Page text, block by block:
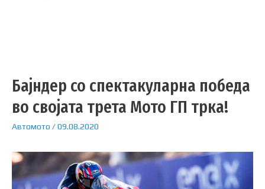
Бајндер со спектакуларна победа
во својата трета Мото ГП трка!
Автомото /09.08.2020